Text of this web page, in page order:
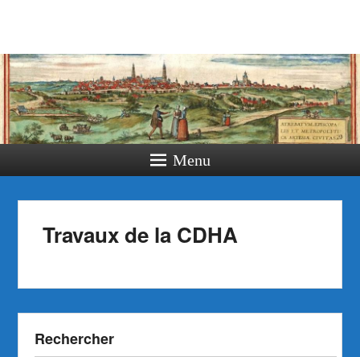
Menu
Travaux de la CDHA
Rechercher